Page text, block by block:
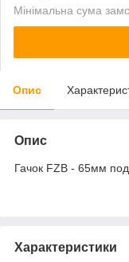
Мінімальна сума
Опис
Опис
Гачок FZB - 65мм
Характеристики